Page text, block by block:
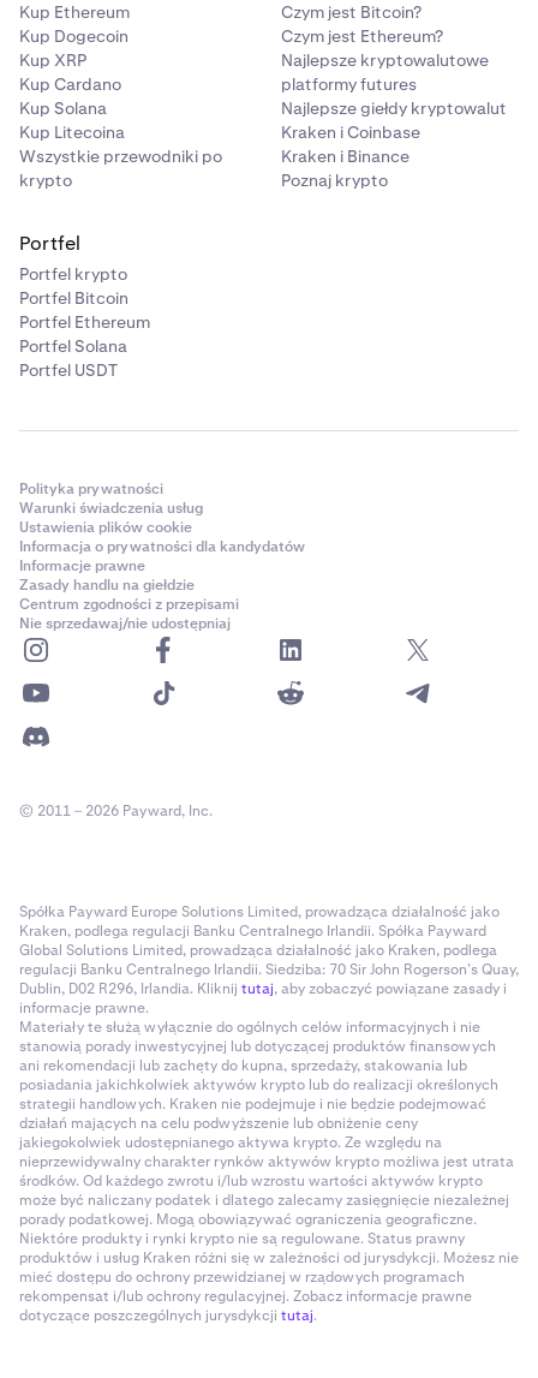
Kup Ethereum
Kup Dogecoin
Kup XRP
Kup Cardano
Kup Solana
Kup Litecoina
Wszystkie przewodniki po
krypto
Czym jest Bitcoin?
Czym jest Ethereum?
Najlepsze kryptowalutowe
platformy futures
Najlepsze giełdy kryptowalut
Kraken i Coinbase
Kraken i Binance
Poznaj krypto
Portfel
Portfel krypto
Portfel Bitcoin
Portfel Ethereum
Portfel Solana
Portfel USDT
Polityka prywatności
Warunki świadczenia usług
Ustawienia plików cookie
Informacja o prywatności dla kandydatów
Informacje prawne
Zasady handlu na giełdzie
Centrum zgodności z przepisami
Nie sprzedawaj/nie udostępniaj
© 2011 – 2026 Payward, Inc.
Spółka Payward Europe Solutions Limited, prowadząca działalność jako
Kraken, podlega regulacji Banku Centralnego Irlandii. Spółka Payward
Global Solutions Limited, prowadząca działalność jako Kraken, podlega
regulacji Banku Centralnego Irlandii. Siedziba: 70 Sir John Rogerson’s Quay,
Dublin, D02 R296, Irlandia. Kliknij tutaj, aby zobaczyć powiązane zasady i
informacje prawne.
Materiały te służą wyłącznie do ogólnych celów informacyjnych i nie
stanowią porady inwestycyjnej lub dotyczącej produktów finansowych
ani rekomendacji lub zachęty do kupna, sprzedaży, stakowania lub
posiadania jakichkolwiek aktywów krypto lub do realizacji określonych
strategii handlowych. Kraken nie podejmuje i nie będzie podejmować
działań mających na celu podwyższenie lub obniżenie ceny
jakiegokolwiek udostępnianego aktywa krypto. Ze względu na
nieprzewidywalny charakter rynków aktywów krypto możliwa jest utrata
środków. Od każdego zwrotu i/lub wzrostu wartości aktywów krypto
może być naliczany podatek i dlatego zalecamy zasięgnięcie niezależnej
porady podatkowej. Mogą obowiązywać ograniczenia geograficzne.
Niektóre produkty i rynki krypto nie są regulowane. Status prawny
produktów i usług Kraken różni się w zależności od jurysdykcji. Możesz nie
mieć dostępu do ochrony przewidzianej w rządowych programach
rekompensat i/lub ochrony regulacyjnej. Zobacz informacje prawne
dotyczące poszczególnych jurysdykcji tutaj.